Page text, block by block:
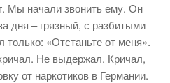
Мы начали звонить ему. Он
дня – грязный, с разбитыми
«Отстаньте от меня».
Не выдержал. Кричал,
от наркотиков в Германии.